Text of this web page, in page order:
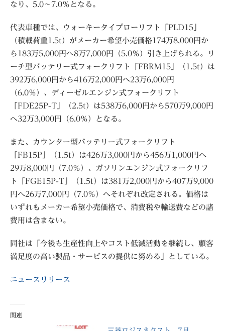
なり、5.0～7.0％となる。
代表車種では、ウォーキータイプローリフト「PLD15」
（積載荷重1.5t）がメーカー希望小売価格174万8,000円か
ら183万5,000円へ8万7,000円（5.0％）引き上げられる。リ
ーチ型バッテリー式フォークリフト「FBRM15」（1.5t）は
392万6,000円から416万2,000円へ23万6,000円
（6.0％）、ディーゼルエンジン式フォークリフト
「FDE25P-T」（2.5t）は538万6,000円から570万9,000円
へ32万3,000円（6.0％）となる。
また、カウンター型バッテリー式フォークリフト
「FB15P」（1.5t）は426万3,000円から456万1,000円へ
29万8,000円（7.0％）、ガソリンエンジン式フォークリフ
ト「FGE15P-T」（1.5t）は381万2,000円から407万9,000
円へ26万7,000円（7.0％）へそれぞれ改定される。価格は
いずれもメーカー希望小売価格で、消費税や輸送費などの諸
費用は含まない。
同社は「今後も生産性向上やコスト低減活動を継続し、顧客
満足度の高い製品・サービスの提供に努める」としている。
ニュースリリース
関連